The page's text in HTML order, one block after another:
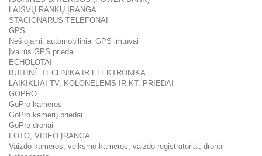
LAISVŲ RANKŲ ĮRANGA
STACIONARŪS TELEFONAI
GPS
Nešiojami, automobiliniai GPS imtuvai
Įvairūs GPS priedai
ECHOLOTAI
BUITINĖ TECHNIKA IR ELEKTRONIKA
LAIKIKLIAI TV, KOLONĖLĖMS IR KT. PRIEDAI
GOPRO
GoPro kameros
GoPro kamerų priedai
GoPro dronai
FOTO, VIDEO ĮRANGA
Vaizdo kameros, veiksmo kameros, vaizdo registratoriai, dronai